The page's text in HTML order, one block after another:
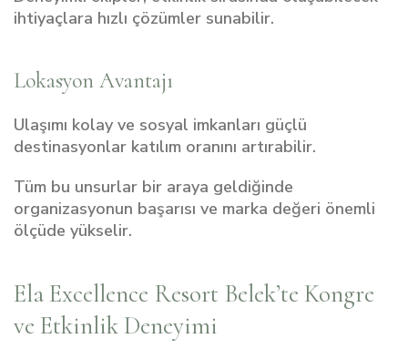
ihtiyaçlara hızlı çözümler sunabilir.
Lokasyon Avantajı
Ulaşımı kolay ve sosyal imkanları güçlü
destinasyonlar katılım oranını artırabilir.
Tüm bu unsurlar bir araya geldiğinde
organizasyonun başarısı ve marka değeri önemli
ölçüde yükselir.
Ela Excellence Resort Belek’te Kongre
ve Etkinlik Deneyimi